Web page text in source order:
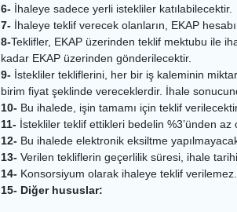
6- İhaleye sadece yerli istekliler katılabilecektir.
7- İhaleye teklif verecek olanların, EKAP
8-Teklifler, EKAP üzerinden teklif mektubu ile
kadar EKAP üzerinden gönderilecektir.
9- İstekliler tekliflerini, her bir iş kaleminin
birim fiyat şeklinde vereceklerdir. İhale
10- Bu ihalede, işin tamamı için teklif
11- İstekliler teklif ettikleri bedelin %3’ünden
12- Bu ihalede elektronik eksiltme
13- Verilen tekliflerin geçerlilik süresi, ihale
14- Konsorsiyum olarak ihaleye teklif verilemez.
15- Diğer hususlar: